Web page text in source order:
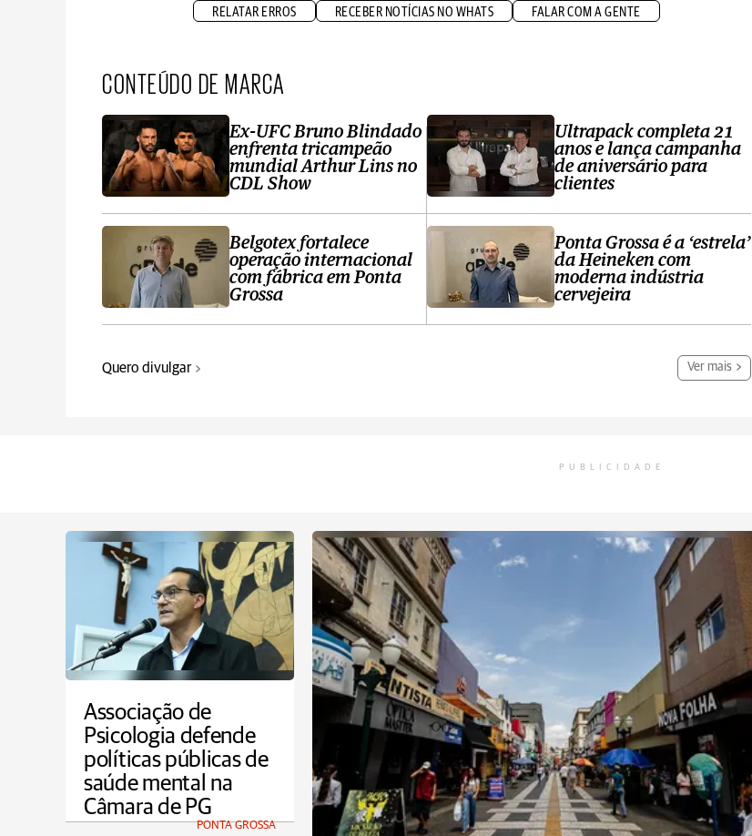
RELATAR ERROS RECEBER NOTÍCIAS NO WHATS FALAR COM A GENTE
CONTEÚDO DE MARCA
Ex-UFC Bruno Blindado
enfrenta tricampeão
mundial Arthur Lins no
CDL Show
Belgotex fortalece
operação internacional
com fábrica em Ponta
Grossa
Ultrapack completa 21
anos e lança campanha
de aniversário para
clientes
Ponta Grossa é a ‘estrela’
da Heineken com
moderna indústria
cervejeira
Quero divulgar Ver mais
PUBLICIDADE
Associação de
Psicologia defende
políticas públicas de
saúde mental na
Câmara de PG
PONTA GROSSA